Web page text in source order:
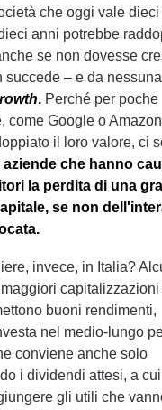
che oggi vale dieci
anni potrebbe
se non dovesse
succede – e da
. Perché per poche
come Google o
il loro valore, ci
aziende che hanno
la perdita di una
se non
invece, in Italia?
capitalizzazioni
buoni rendimenti,
nel medio-lungo
conviene anche solo
i dividendi attesi, a cui
gli utili che